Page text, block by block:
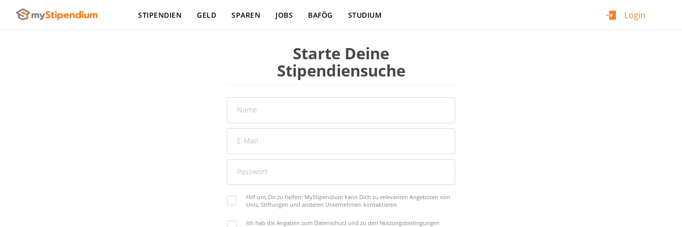
Login
STIPENDIEN GELD SPAREN JOBS BAFÖG STUDIUM
Starte Deine
Stipendiensuche
Name
E-Mail
Passwort
Hilf uns Dir zu helfen: MyStipendium kann Dich zu relevanten Angeboten von
Unis, Stiftungen und anderen Unternehmen kontaktieren
Ich hab die Angaben zum Datenschutz und zu den Nutzungsbedingungen